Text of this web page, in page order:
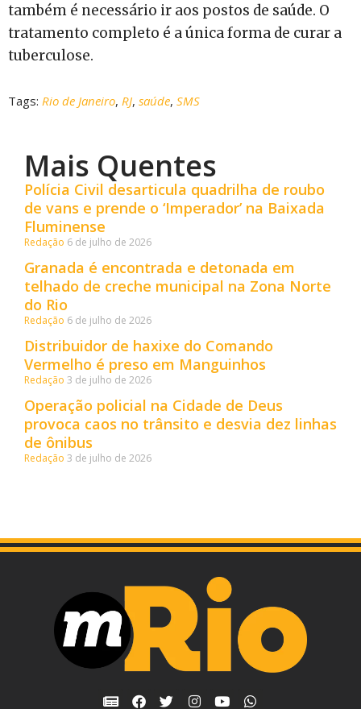
também é necessário ir aos postos de saúde. O
tratamento completo é a única forma de curar a
tuberculose.
Tags: Rio de Janeiro, RJ, saúde, SMS
Mais Quentes
Polícia Civil desarticula quadrilha de roubo
de vans e prende o ‘Imperador’ na Baixada
Fluminense
Redação 6 de julho de 2026
Granada é encontrada e detonada em
telhado de creche municipal na Zona Norte
do Rio
Redação 6 de julho de 2026
Distribuidor de haxixe do Comando
Vermelho é preso em Manguinhos
Redação 3 de julho de 2026
Operação policial na Cidade de Deus
provoca caos no trânsito e desvia dez linhas
de ônibus
Redação 3 de julho de 2026